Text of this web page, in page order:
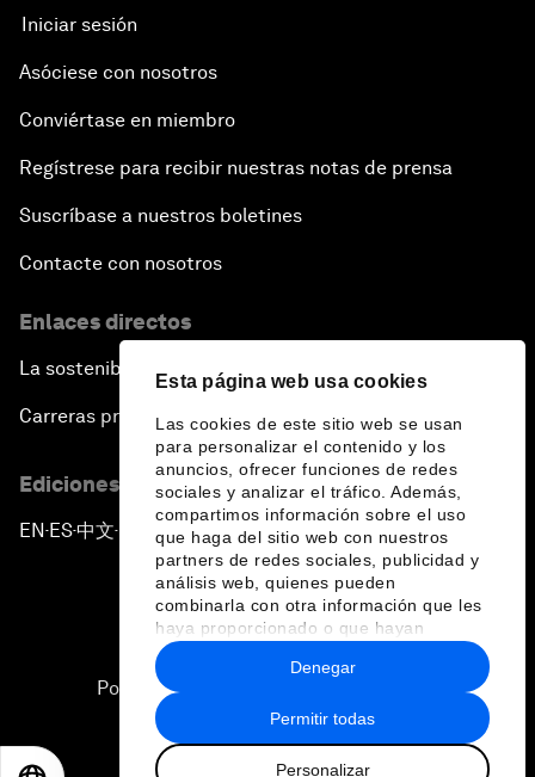
Esta página web usa cookies
Las cookies de este sitio web se usan
para personalizar el contenido y los
anuncios, ofrecer funciones de redes
sociales y analizar el tráfico. Además,
compartimos información sobre el uso
que haga del sitio web con nuestros
partners de redes sociales, publicidad y
análisis web, quienes pueden
combinarla con otra información que les
haya proporcionado o que hayan
recopilado a partir del uso que haya
hecho de sus servicios.
Permitir todas
Personalizar
Denegar
Iniciar sesión
Asóciese con nosotros
Conviértase en miembro
Regístrese para recibir nuestras notas de prensa
Suscríbase a nuestros boletines
Contacte con nosotros
Enlaces directos
La sostenibilidad en el Foro
Carreras profesionales
Ediciones en otros idiomas
EN ▪ES▪中文▪ 日本語
Política de privacidad y normas de uso
Sitemap